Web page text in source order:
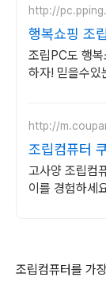
http://
행복쇼핑 조
100% 매매
조립PC도 행
하자! 믿을수있
http://
조립컴퓨터
함
고사양 조립컴
이를 경험하세
조립컴퓨터를 가